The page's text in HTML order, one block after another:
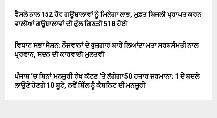
ਫੈਸਲੇ ਨਾਲ 152 ਹੋਰ ਗਊਸ਼ਾਲਾਵਾਂ ਨੂੰ ਮਿਲੇਗਾ ਲਾਭ, ਮੁਫ਼ਤ ਬਿਜਲੀ ਪ੍ਰਾਪਤ ਕਰਨ
ਵਾਲੀਆਂ ਗਊਸ਼ਾਲਾਵਾਂ ਦੀ ਕੁੱਲ ਗਿਣਤੀ 518 ਹੋਈ
ਵਿਧਾਨ ਸਭਾ ਸੈਸ਼ਨ: ਨੌਜਵਾਨਾਂ ਦੇ ਰੁਜ਼ਗਾਰ ਬਾਰੇ ਲਿਆਂਦਾ ਮਤਾ ਸਰਬਸੰਮਤੀ ਨਾਲ
ਪ੍ਰਵਾਨ, ਸਦਨ ਦੀ ਕਾਰਵਾਈ ਮੁਲਤਵੀ
ਪੰਜਾਬ ‘ਚ ਬਿਨਾਂ ਮਨਜ਼ੂਰੀ ਰੁੱਖ ਕੱਟਣ ‘ਤੇ ਲੱਗੇਗਾ 50 ਹਜ਼ਾਰ ਜੁਰਮਾਨਾ; 1 ਦੇ ਬਦਲੇ
ਲਾਉਣੇ ਹੋਣਗੇ 10 ਬੂਟੇ, ਨਵੇਂ ਬਿੱਲ ਨੂੰ ਕੈਬਨਿਟ ਦੀ ਮਨਜ਼ੂਰੀ